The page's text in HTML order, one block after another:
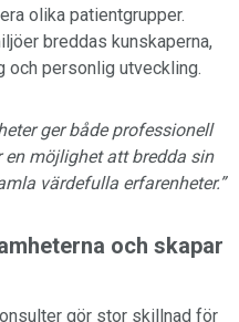
olika patientgrupper.
breddas kunskaperna,
personlig utveckling.
ger både professionell
möjlighet att bredda sin
värdefulla erfarenheter.”
och skapar
gör stor skillnad för